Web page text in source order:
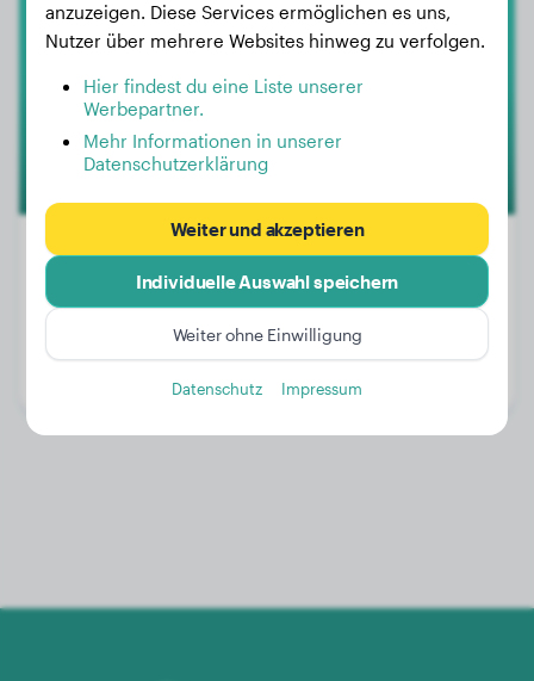
Volt
Gewicht:
34 kg
4 Jahre, 5 Monate
anzuzeigen. Diese Services ermöglichen es uns,
Nutzer über mehrere Websites hinweg zu verfolgen.
Hier findest du eine Liste unserer
Werbepartner.
Mehr Informationen in unserer
Datenschutzerklärung
Weiter und akzeptieren
Individuelle Auswahl speichern
Weiter ohne Einwilligung
Datenschutz Impressum